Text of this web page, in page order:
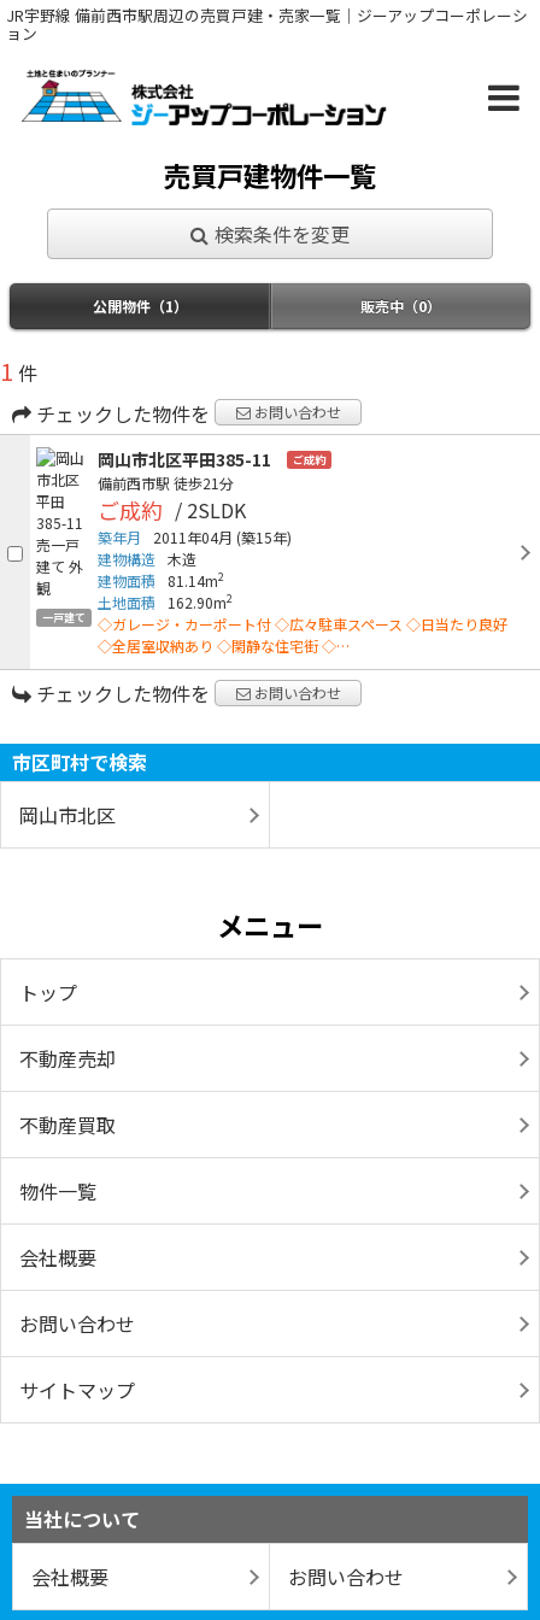
JR宇野線 備前西市駅周辺の売買戸建・売家一覧｜ジーアップコーポレーシ
ョン
売買戸建物件一覧
検索条件を変更
公開物件（1） 販売中（0）
1 件
チェックした物件を
お問い合わせ
一戸建て
岡山市北区平田385-11 ご成約
備前西市駅 徒歩21分
ご成約 / 2SLDK
築年月 2011年04月 (築15年)
建物構造 木造
建物面積
81.14m2
土地面積 162.90m2
◇ガレージ・カーポート付 ◇広々駐車スペース ◇日当たり良好
◇全居室収納あり ◇閑静な住宅街 ◇…
チェックした物件を お問い合わせ
市区町村で検索
岡山市北区
メニュー
トップ
不動産売却
不動産買取
物件一覧
会社概要
お問い合わせ
サイトマップ
当社について
会社概要
お問い合わせ